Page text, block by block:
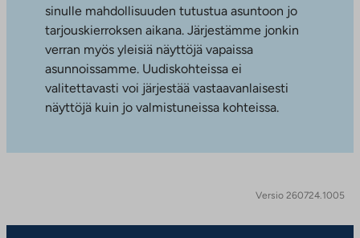
sinulle mahdollisuuden tutustua asuntoon jo
tarjouskierroksen aikana. Järjestämme jonkin
verran myös yleisiä näyttöjä vapaissa
asunnoissamme. Uudiskohteissa ei
valitettavasti voi järjestää vastaavanlaisesti
näyttöjä kuin jo valmistuneissa kohteissa.
Versio 260724.1005